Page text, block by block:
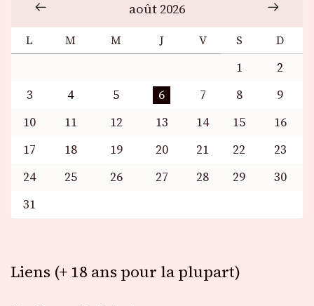
août 2026
L M M J V S D
1
2
3
4 5 6 7 8
9
10
11 12 13 14 15
16
17
18 19 20 21 22
23
24
25 26 27 28 29
30
31
Liens (+ 18 ans pour la plupart)